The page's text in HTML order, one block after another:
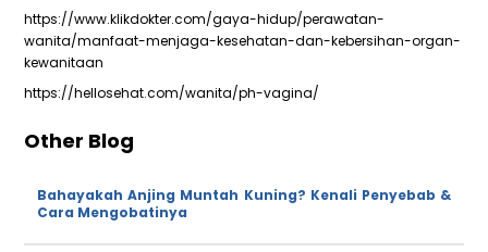
https://www.klikdokter.com/gaya-hidup/perawatan-
wanita/manfaat-menjaga-kesehatan-dan-kebersihan-organ-
kewanitaan
https://hellosehat.com/wanita/ph-vagina/
Other Blog
Bahayakah Anjing Muntah Kuning? Kenali Penyebab &
Cara Mengobatinya